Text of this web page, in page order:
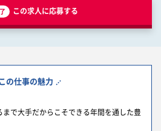
この求人に応募する
この仕事の魅力
で大手だからこそできる年間を通した豊